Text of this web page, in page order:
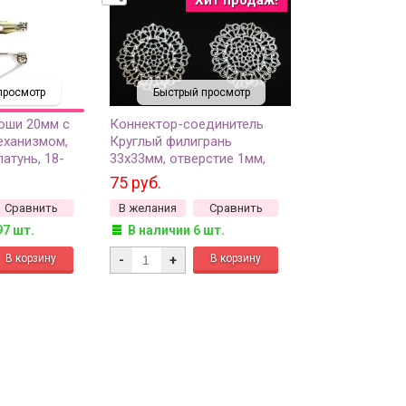
20мм с
18-
Сравнить
шт.
Быстрый просмотр
Коннектор-соединитель
Круглый филигрань
33х33мм, отверстие 1мм,
цвет серебро, медь, 14-174,
2шт
75 руб.
В желания Сравнить
В наличии 6 шт.
- +